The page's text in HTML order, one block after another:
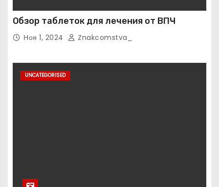
Обзор таблеток для лечения от ВПЧ
Ноя 1, 2024 Znakcomstva_
UNCATEGORISED